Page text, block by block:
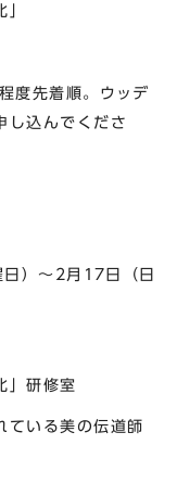
先着順。ウッデ
し込んでくださ
～2月17日（日
研修室
いる美の伝道師